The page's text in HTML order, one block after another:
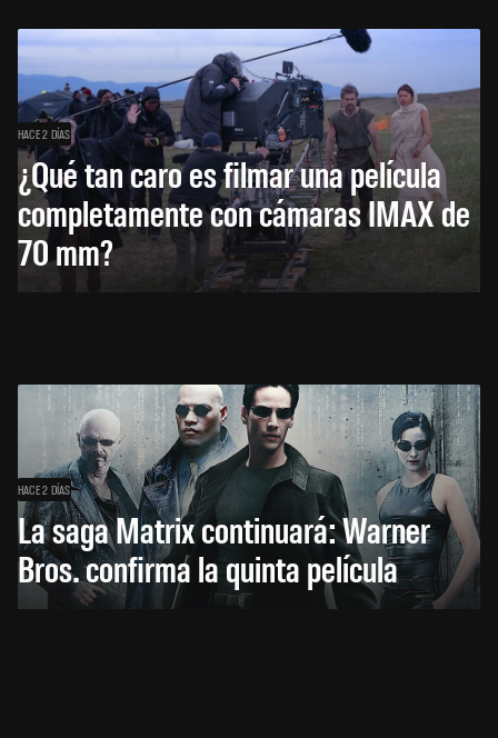
HACE 2 DÍAS
¿Qué tan caro es filmar una película
completamente con cámaras IMAX de
70 mm?
HACE 2 DÍAS
La saga Matrix continuará: Warner
Bros. confirma la quinta película